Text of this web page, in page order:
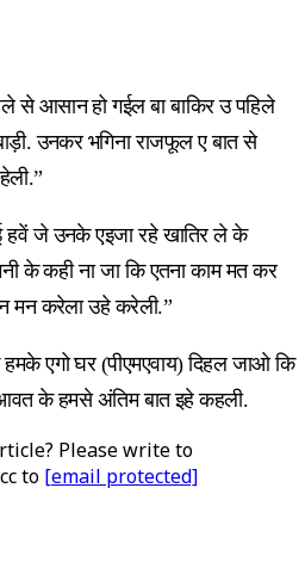
से आसान हो गईल बा बाकिर उ पहिले
उनकर भगिना राजफूल ए बात से
हवें जे उनके एइजा रहे खातिर ले के
के कही ना जा कि एतना काम मत कर
मन करेला उहे करेली.”
एगो घर (पीएमएवाय) दिहल जाओ कि
के हमसे अंतिम बात इहे कहली.
Please write to
to [email protected]